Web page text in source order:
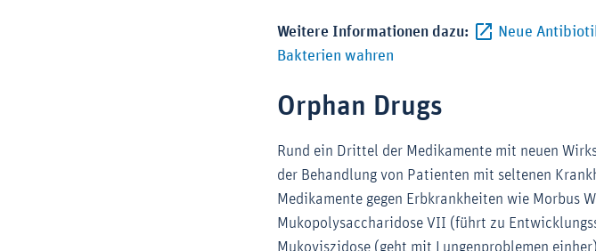
Weitere Informationen dazu:
Neue
Bakterien wahren
Orphan Drugs
Rund ein Drittel der Medikamente mit neuen
der Behandlung von Patienten mit seltenen
Medikamente gegen Erbkrankheiten wie Morbus
Mukopolysaccharidose VII (führt zu